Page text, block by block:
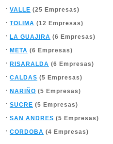
VALLE (25 Empresas)
TOLIMA (12 Empresas)
LA GUAJIRA (6 Empresas)
META (6 Empresas)
RISARALDA (6 Empresas)
CALDAS (5 Empresas)
NARIÑO (5 Empresas)
SUCRE (5 Empresas)
SAN ANDRES (5 Empresas)
CORDOBA (4 Empresas)